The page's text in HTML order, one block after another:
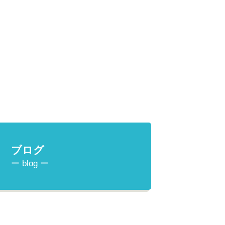
ブログ
ー blog ー